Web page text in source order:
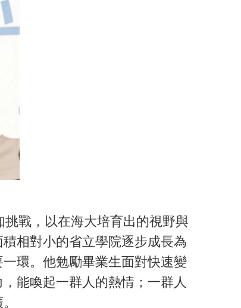
戰，以在海大培育出的視野與
相對小的省立學院逐步成長為
環。他勉勵畢業生面對快速變
能喚起一群人的熱情；一群人